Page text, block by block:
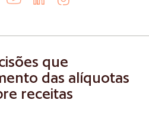
que
das alíquotas
receitas